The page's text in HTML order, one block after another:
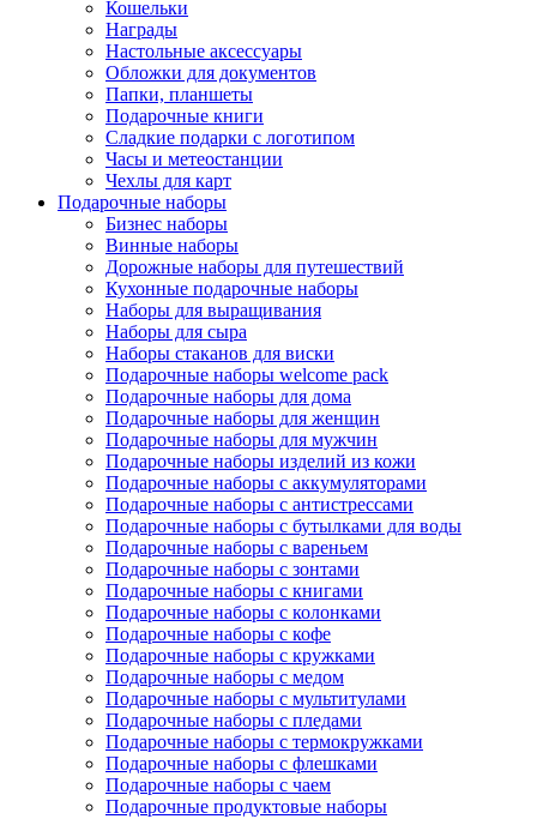
Кошельки
Награды
Настольные аксессуары
Обложки для документов
Папки, планшеты
Подарочные книги
Сладкие подарки с логотипом
Часы и метеостанции
Чехлы для карт
Подарочные наборы
Бизнес наборы
Винные наборы
Дорожные наборы для путешествий
Кухонные подарочные наборы
Наборы для выращивания
Наборы для сыра
Наборы стаканов для виски
Подарочные наборы welcome pack
Подарочные наборы для дома
Подарочные наборы для женщин
Подарочные наборы для мужчин
Подарочные наборы изделий из кожи
Подарочные наборы с аккумуляторами
Подарочные наборы с антистрессами
Подарочные наборы с бутылками для воды
Подарочные наборы с вареньем
Подарочные наборы с зонтами
Подарочные наборы с книгами
Подарочные наборы с колонками
Подарочные наборы с кофе
Подарочные наборы с кружками
Подарочные наборы с медом
Подарочные наборы с мультитулами
Подарочные наборы с пледами
Подарочные наборы с термокружками
Подарочные наборы с флешками
Подарочные наборы с чаем
Подарочные продуктовые наборы